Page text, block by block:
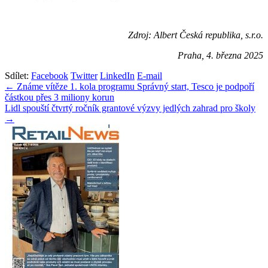
Zdroj: Albert Česká republika, s.r.o.
Praha, 4. března 2025
Sdílet: Facebook Twitter LinkedIn E-mail
Navigace
pro
příspěvek
← Známe vítěze 1. kola programu Správný start, Tesco je podpoří
částkou přes 3 miliony korun
Lidl spouští čtvrtý ročník grantové výzvy jedlých zahrad pro školy
→